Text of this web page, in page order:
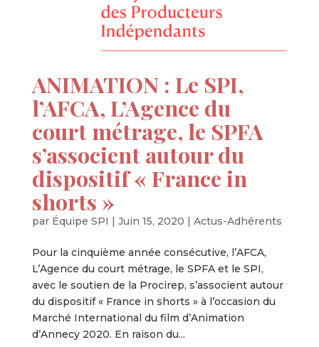
ANIMATION : Le SPI,
l’AFCA, L’Agence du
court métrage, le SPFA
s’associent autour du
dispositif « France in
shorts »
par Équipe SPI | Juin 15, 2020 | Actus-Adhérents
Pour la cinquième année consécutive, l’AFCA,
L’Agence du court métrage, le SPFA et le SPI,
avec le soutien de la Procirep, s’associent autour
du dispositif « France in shorts » à l’occasion du
Marché International du film d’Animation
d’Annecy 2020. En raison du...